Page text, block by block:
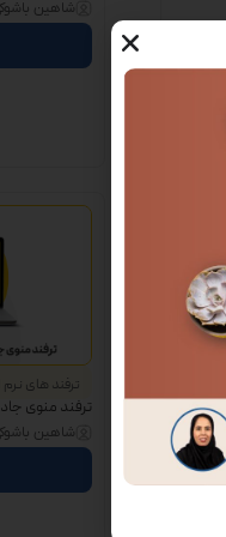
شاهین
ترفند های
ترفند منوی
شاهین